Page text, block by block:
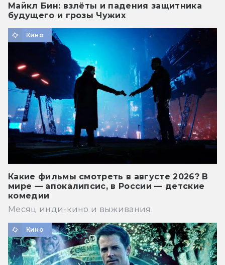
Майкл Бин: взлёты и падения защитника
будущего и грозы Чужих
Кино
Какие фильмы смотреть в августе 2026? В
мире — апокалипсис, в России — детские
комедии
Месяц инди-кино и выживания.
Кино